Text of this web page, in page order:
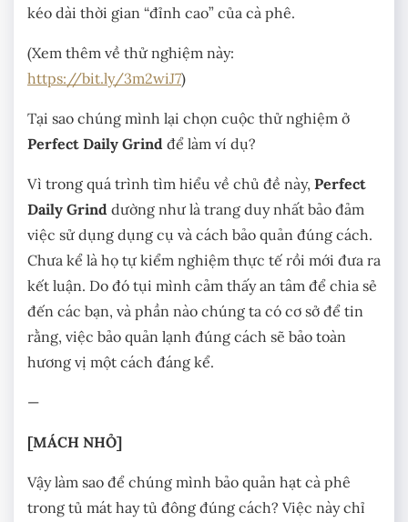
kéo dài thời gian “đỉnh cao” của cà phê.
(Xem thêm về thử nghiệm này:
https://bit.ly/3m2wiJ7)
Tại sao chúng mình lại chọn cuộc thử nghiệm ở
Perfect Daily Grind để làm ví dụ?
Vì trong quá trình tìm hiểu về chủ đề này, Perfect
Daily Grind dường như là trang duy nhất bảo đảm
việc sử dụng dụng cụ và cách bảo quản đúng cách.
Chưa kể là họ tự kiểm nghiệm thực tế rồi mới đưa ra
kết luận. Do đó tụi mình cảm thấy an tâm để chia sẻ
đến các bạn, và phần nào chúng ta có cơ sở để tin
rằng, việc bảo quản lạnh đúng cách sẽ bảo toàn
hương vị một cách đáng kể.
—
[MÁCH NHỎ]
Vậy làm sao để chúng mình bảo quản hạt cà phê
trong tủ mát hay tủ đông đúng cách? Việc này chỉ